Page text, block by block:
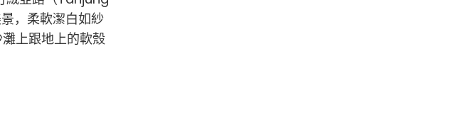
，柔軟潔白如紗
上跟地上的軟殼